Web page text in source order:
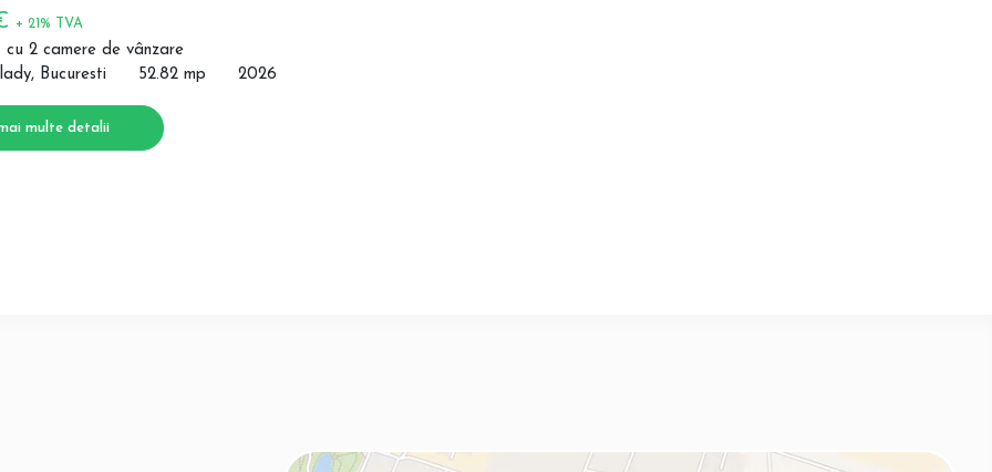
+ 21% TVA
2 camere de vânzare
Bucuresti
52.82 mp 2026
multe detalii